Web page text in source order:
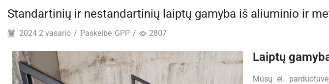
Standartinių ir nestandartinių laiptų gamyba iš aliuminio ir
2024 2 vasario / Paskelbė GPP / 2807
Laiptų
Mūsų el.